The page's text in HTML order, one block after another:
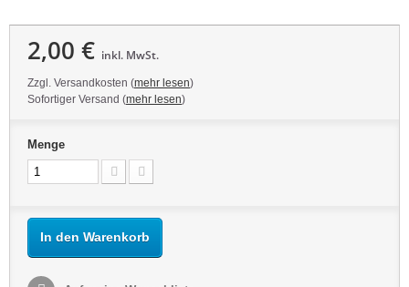
2,00 € inkl. MwSt.
Zzgl. Versandkosten (mehr lesen)
Sofortiger Versand (mehr lesen)
Menge
In den Warenkorb